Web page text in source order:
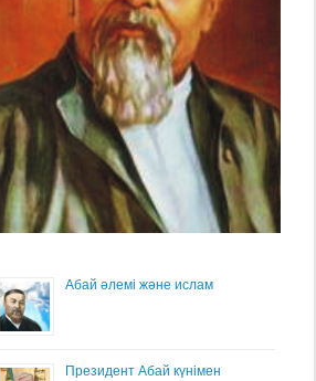
Абай әлемі және ислам
Президент Абай күнімен